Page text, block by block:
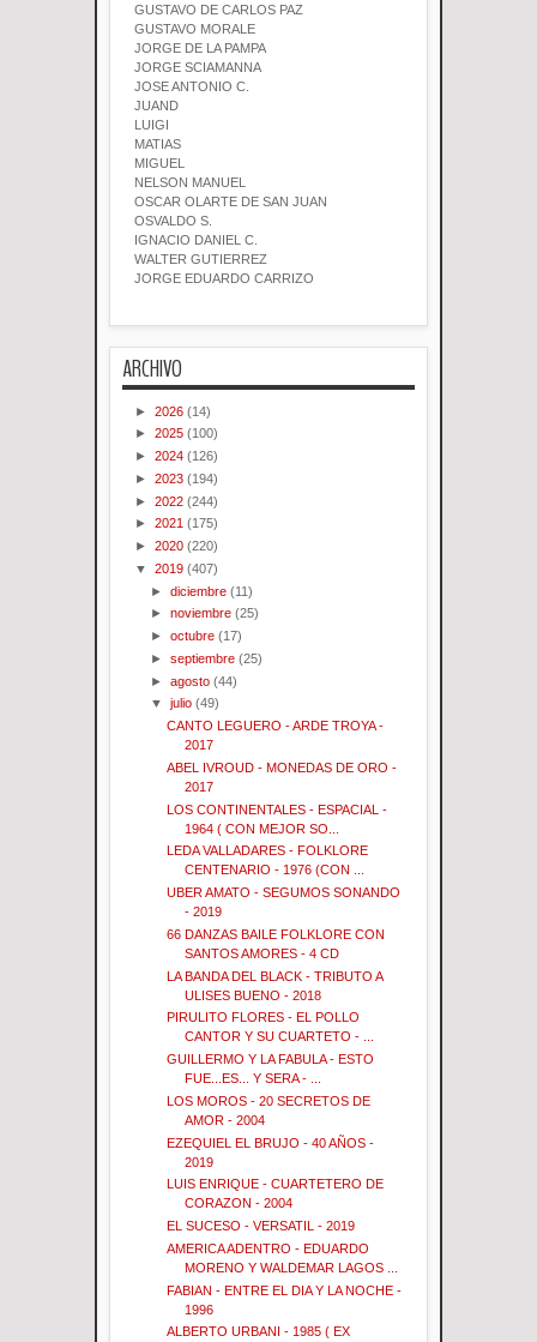
GUSTAVO DE CARLOS PAZ
GUSTAVO MORALE
JORGE DE LA PAMPA
JORGE SCIAMANNA
JOSE ANTONIO C.
JUAND
LUIGI
MATIAS
MIGUEL
NELSON MANUEL
OSCAR OLARTE DE SAN JUAN
OSVALDO S.
IGNACIO DANIEL C.
WALTER GUTIERREZ
JORGE EDUARDO CARRIZO
ARCHIVO
► 2026 (14)
► 2025 (100)
► 2024 (126)
► 2023 (194)
► 2022 (244)
► 2021 (175)
► 2020 (220)
▼ 2019 (407)
►diciembre (11)
►noviembre (25)
►octubre (17)
►septiembre (25)
►agosto (44)
▼julio (49)
CANTO LEGUERO - ARDE TROYA -
2017
ABEL IVROUD - MONEDAS DE ORO -
2017
LOS CONTINENTALES - ESPACIAL -
1964 ( CON MEJOR SO...
LEDA VALLADARES - FOLKLORE
CENTENARIO - 1976 (CON ...
UBER AMATO - SEGUMOS SONANDO
- 2019
66 DANZAS BAILE FOLKLORE CON
SANTOS AMORES - 4 CD
LA BANDA DEL BLACK - TRIBUTO A
ULISES BUENO - 2018
PIRULITO FLORES - EL POLLO
CANTOR Y SU CUARTETO - ...
GUILLERMO Y LA FABULA - ESTO
FUE...ES... Y SERA - ...
LOS MOROS - 20 SECRETOS DE
AMOR - 2004
EZEQUIEL EL BRUJO - 40 AÑOS -
2019
LUIS ENRIQUE - CUARTETERO DE
CORAZON - 2004
EL SUCESO - VERSATIL - 2019
AMERICA ADENTRO - EDUARDO
MORENO Y WALDEMAR LAGOS ...
FABIAN - ENTRE EL DIA Y LA NOCHE -
1996
ALBERTO URBANI - 1985 ( EX